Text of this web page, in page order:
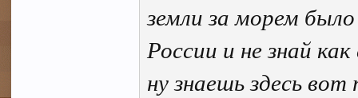
земли за морем
России и не знай
ну знаешь здесь